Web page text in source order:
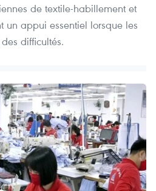
de textile-habillement et
un appui essentiel lorsque les
difficultés.